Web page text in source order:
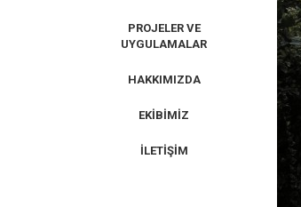
PROJELER VE
UYGULAMALAR
HAKKIMIZDA
EKIBIMIZ
İLETIŞIM